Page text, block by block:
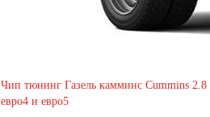
Чип тюнинг Газель камминс Cummins 2.8
евро4 и евро5